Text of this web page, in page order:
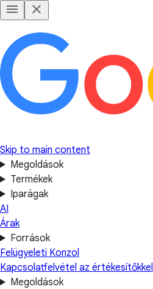
Skip to main content
Megoldások
Termékek
Iparágak
AI
Árak
Források
Felügyeleti Konzol
Kapcsolatfelvétel az értékesítőkkel
Megoldások